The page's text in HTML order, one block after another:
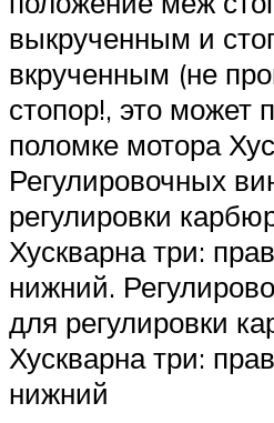
выкрученным и
вкрученным (не
стопор!, это может
поломке мотора
Регулировочных
регулировки
Хускварна три:
нижний.
для регулировки
Хускварна три:
нижний